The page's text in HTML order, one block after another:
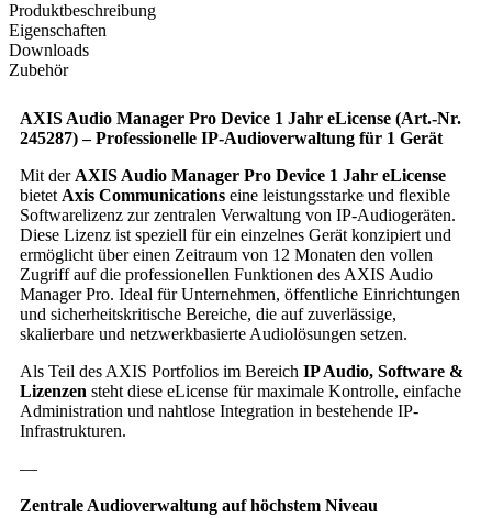
Produktbeschreibung
Eigenschaften
Downloads
Zubehör
AXIS Audio Manager Pro Device 1 Jahr eLicense (Art.-Nr.
245287) – Professionelle IP-Audioverwaltung für 1 Gerät
Mit derAXIS Audio Manager Pro Device 1 Jahr eLicense
bietetAxis Communications eine leistungsstarke und flexible
Softwarelizenz zur zentralen Verwaltung von IP-Audiogeräten.
Diese Lizenz ist speziell für ein einzelnes Gerät konzipiert und
ermöglicht über einen Zeitraum von 12 Monaten den vollen
Zugriff auf die professionellen Funktionen des AXIS Audio
Manager Pro. Ideal für Unternehmen, öffentliche Einrichtungen
und sicherheitskritische Bereiche, die auf zuverlässige,
skalierbare und netzwerkbasierte Audiolösungen setzen.
Als Teil des AXIS Portfolios im Bereich IP Audio, Software &
Lizenzen steht diese eLicense für maximale Kontrolle, einfache
Administration und nahtlose Integration in bestehende IP-
Infrastrukturen.
—
Zentrale Audioverwaltung auf höchstem Niveau